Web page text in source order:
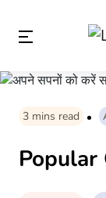
3 mins read
Popular